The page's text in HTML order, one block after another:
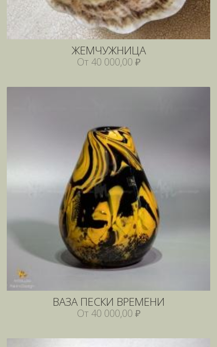
ЖЕМЧУЖНИЦА
От 40 000,00 ₽
ВАЗА ПЕСКИ ВРЕМЕНИ
От 40 000,00 ₽